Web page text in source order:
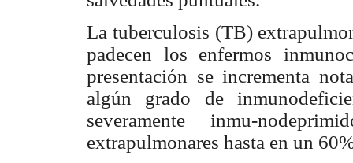
La tuberculosis (TB)
padecen los enfermos
presentación se incrementa
algún grado de
severamente inmu-
extrapulmonares hasta en un